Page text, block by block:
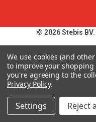
© 2026 Stebis
Alle prijzen en specificaties
zolang de voorraad
afwijken van de
leveringen zijn onze
toepassing. Wij wijzen u
Typefouten alsmede
We use cookies (and
to improve your shopping
you're agreeing to the
Privacy Policy.
Settings Reject